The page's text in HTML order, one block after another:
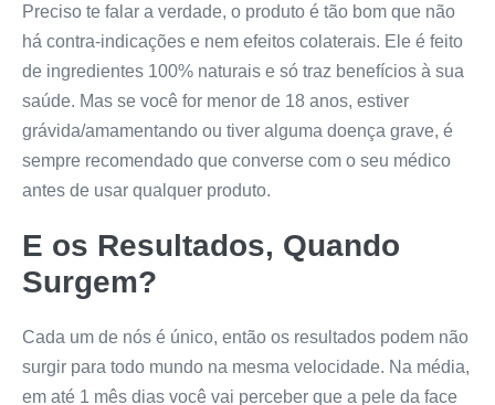
Preciso te falar a verdade, o produto é tão bom que não
há contra-indicações e nem efeitos colaterais. Ele é feito
de ingredientes 100% naturais e só traz benefícios à sua
saúde. Mas se você for menor de 18 anos, estiver
grávida/amamentando ou tiver alguma doença grave, é
sempre recomendado que converse com o seu médico
antes de usar qualquer produto.
E os Resultados, Quando
Surgem?
Cada um de nós é único, então os resultados podem não
surgir para todo mundo na mesma velocidade. Na média,
em até 1 mês dias você vai perceber que a pele da face